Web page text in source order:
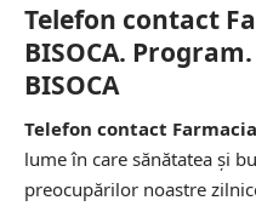
Telefon contact
BISOCA.
BISOCA
Telefon contact Farmacia
lume în care sănătatea și
preocupărilor noastre